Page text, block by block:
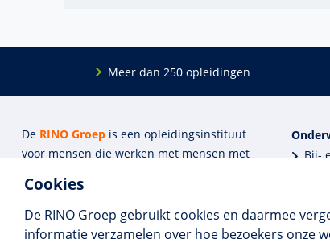
Cookies
De RINO Groep gebruikt cookies en daarmee
informatie verzamelen over hoe bezoekers onze
Meer dan 250 opleidingen
De RINO Groepis een opleidings­insti­tuut
voor mensen die werken met mensen met
onze top­docenten bieden we innova­tieve
opleidingen, cursussen en congres­sen op
maat.
Bij-